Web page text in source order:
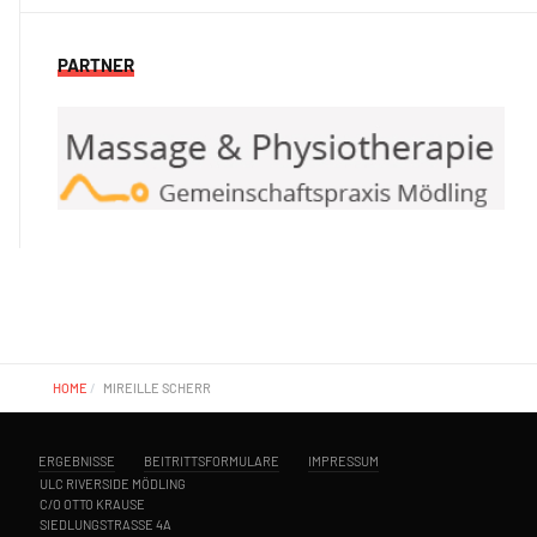
PARTNER
HOME MIREILLE SCHERR
ERGEBNISSE BEITRITTSFORMULARE
IMPRESSUM
ULC RIVERSIDE MÖDLING
C/O OTTO KRAUSE
SIEDLUNGSTRASSE 4A